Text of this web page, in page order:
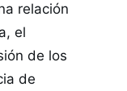
relación
el
de los
de